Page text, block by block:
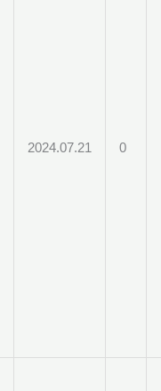
2024.07.21 0